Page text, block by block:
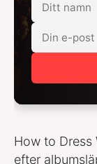
How to Dress
efter